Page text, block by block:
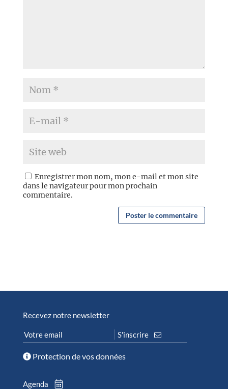
Enregistrer mon nom, mon e-mail et mon site
dans le navigateur pour mon prochain
commentaire.
Recevez notre newsletter
Protection de vos données
Agenda